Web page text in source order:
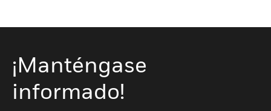
¡Manténgase
informado!